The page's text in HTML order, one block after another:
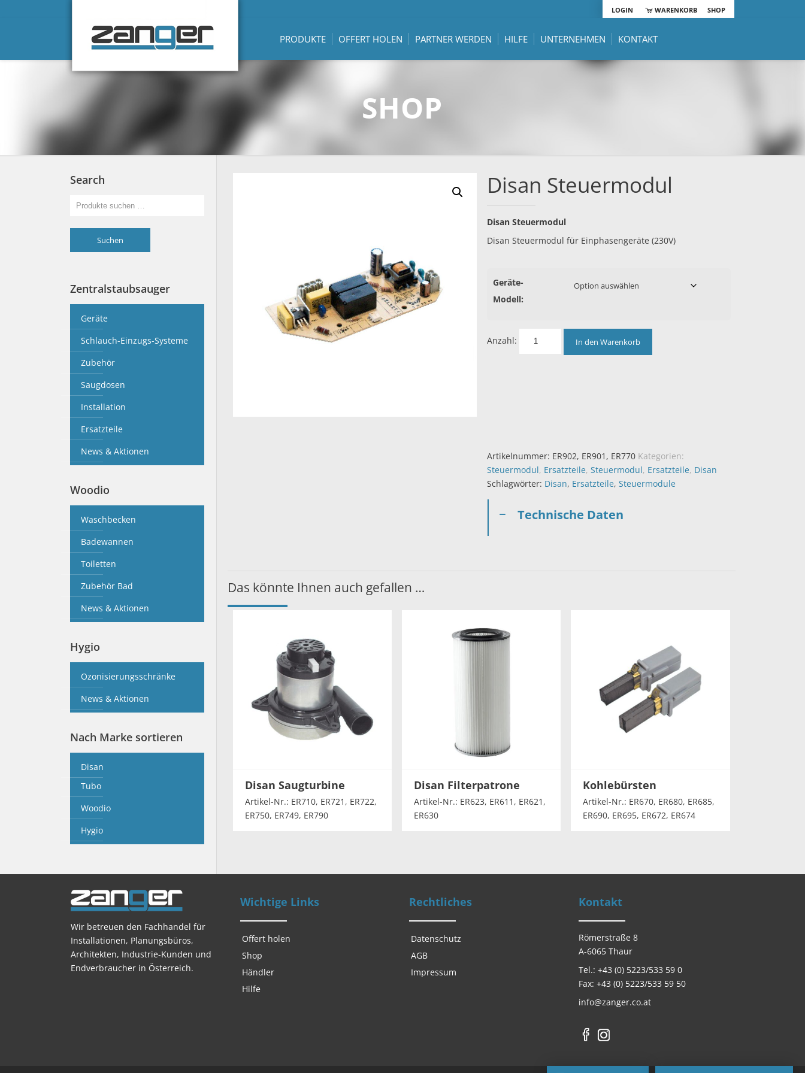
LOGIN WARENKORB SHOP
PRODUKTE OFFERT HOLEN PARTNER WERDEN HILFE UNTERNEHMEN KONTAKT
SHOP
Disan Steuermodul
Disan Steuermodul
Disan Steuermodul für Einphasengeräte (230V)
Geräte-
Modell:
Anzahl: In den Warenkorb
Artikelnummer: ER902, ER901, ER770 Kategorien:
Steuermodul, Ersatzteile, Steuermodul, Ersatzteile, Disan
Schlagwörter: Disan, Ersatzteile, Steuermodule
Technische Daten
Das könnte Ihnen auch gefallen …
Disan Saugturbine
Artikel-Nr.: ER710, ER721, ER722,
ER750, ER749, ER790
Disan Filterpatrone
Artikel-Nr.: ER623, ER611, ER621,
ER630
Kohlebürsten
Artikel-Nr.: ER670, ER680, ER685,
ER690, ER695, ER672, ER674
Search
Suchen
Zentralstaubsauger
Geräte
Schlauch-Einzugs-Systeme
Zubehör
Saugdosen
Installation
Ersatzteile
News & Aktionen
Woodio
Waschbecken
Badewannen
Toiletten
Zubehör Bad
News & Aktionen
Hygio
Ozonisierungsschränke
News & Aktionen
Nach Marke sortieren
Disan
Tubo
Woodio
Hygio
Wir betreuen den Fachhandel für
Installationen, Planungsbüros,
Architekten, Industrie-Kunden und
Endverbraucher in Österreich.
Wichtige Links
Offert holen
Shop
Händler
Hilfe
Rechtliches
Datenschutz
AGB
Impressum
Kontakt
Römerstraße 8
A-6065 Thaur
Tel.: +43 (0) 5223/533 59 0
Fax: +43 (0) 5223/533 59 50
info@zanger.co.at